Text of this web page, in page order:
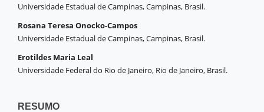
Universidade Estadual de Campinas, Campinas, Brasil.
Rosana Teresa Onocko-Campos
Universidade Estadual de Campinas, Campinas, Brasil.
Erotildes Maria Leal
Universidade Federal do Rio de Janeiro, Rio de Janeiro, Brasil.
RESUMO